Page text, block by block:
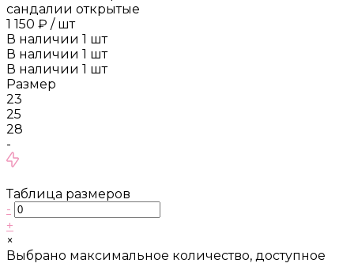
сандалии открытые
1 150 ₽ / шт
В наличии 1 шт
В наличии 1 шт
В наличии 1 шт
Размер
23
25
28
-
Таблица размеров
-
+
×
Выбрано максимальное количество, доступное